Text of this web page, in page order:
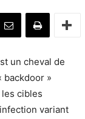
un cheval de
backdoor »
cibles
variant